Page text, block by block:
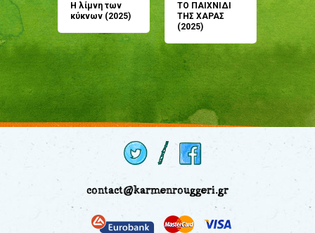
Η λίμνη των
κύκνων (2025)
ΤΟ ΠΑΙΧΝΙΔΙ
ΤΗΣ ΧΑΡΑΣ
(2025)
μου;
(2024)
contact@karmenrouggeri.gr